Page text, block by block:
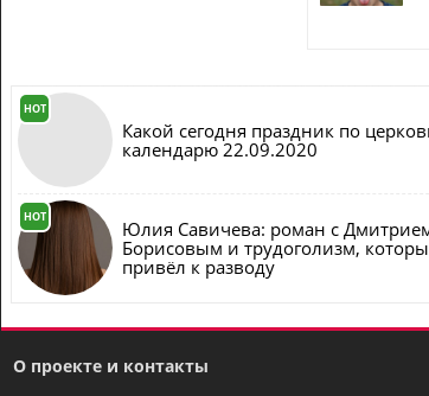
HOT
Какой сегодня праздник по
календарю 22.09.2020
HOT
Юлия Савичева: роман с
Борисовым и трудоголизм,
привёл к разводу
О проекте и контакты